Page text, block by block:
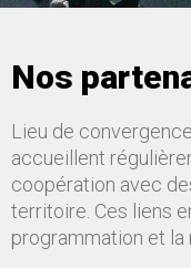
Nos
Lieu de
accueillent
coopération avec
territoire. Ces liens
programmation et la